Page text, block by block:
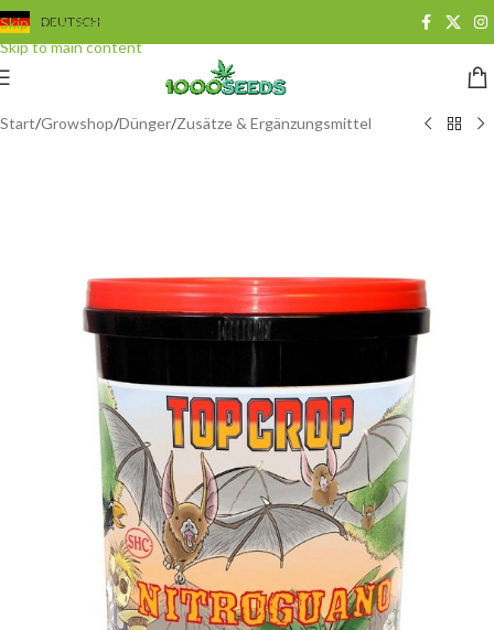
Skip to navigation
Skip to main content
DEUTSCH
Start/Growshop/Dünger/Zusätze & Ergänzungsmittel